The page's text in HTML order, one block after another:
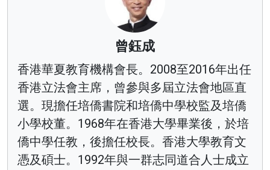
曾鈺成
香港華夏教育機構會長。2008至2016年出任
香港立法會主席，曾參與多屆立法會地區直
選。現擔任培僑書院和培僑中學校監及培僑
小學校董。1968年在香港大學畢業後，於培
僑中學任教，後擔任校長。香港大學教育文
憑及碩士。1992年與一群志同道合人士成立